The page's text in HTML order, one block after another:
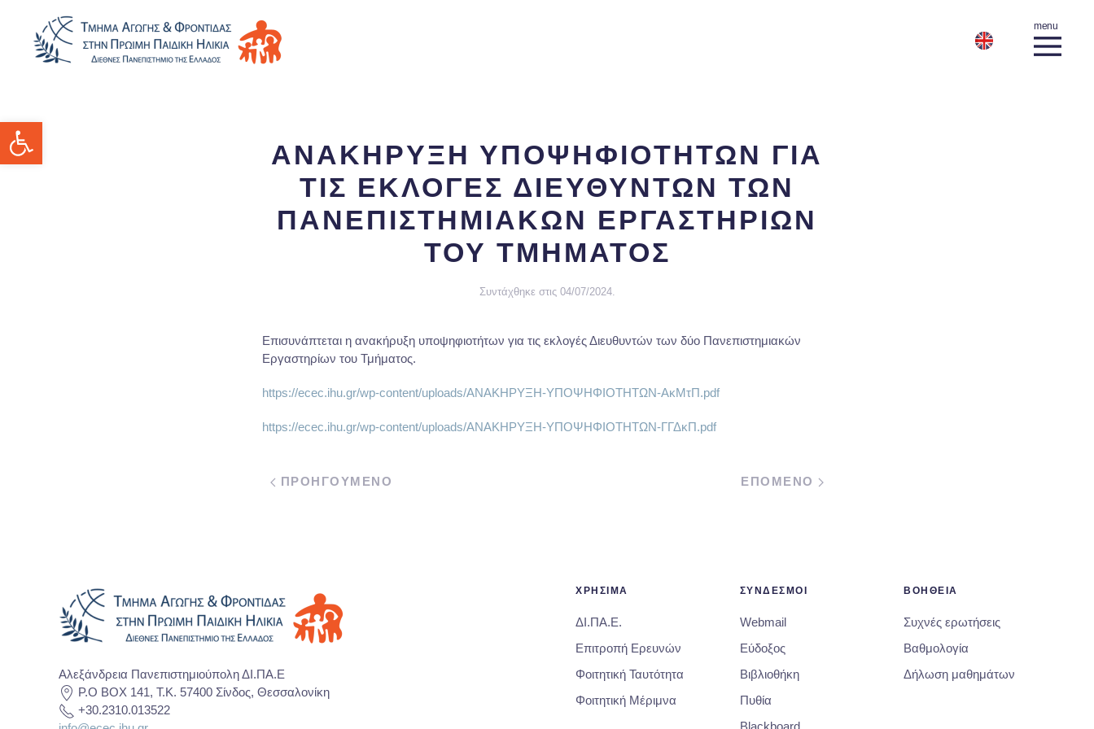
Ανοίξτε τη γραμμή εργαλείων
ΑΝΑΚΗΡΥΞΗ ΥΠΟΨΗΦΙΟΤΗΤΩΝ ΓΙΑ
ΤΙΣ ΕΚΛΟΓΕΣ ΔΙΕΥΘΥΝΤΩΝ ΤΩΝ
ΠΑΝΕΠΙΣΤΗΜΙΑΚΩΝ ΕΡΓΑΣΤΗΡΙΩΝ
ΤΟΥ ΤΜΗΜΑΤΟΣ
Συντάχθηκε στις 04/07/2024.
Επισυνάπτεται η ανακήρυξη υποψηφιοτήτων για τις εκλογές Διευθυντών των δύο Πανεπιστημιακών
Εργαστηρίων του Τμήματος.
https://ecec.ihu.gr/wp-content/uploads/ΑΝΑΚΗΡΥΞΗ-ΥΠΟΨΗΦΙΟΤΗΤΩΝ-ΑκΜτΠ.pdf
https://ecec.ihu.gr/wp-content/uploads/ΑΝΑΚΗΡΥΞΗ-ΥΠΟΨΗΦΙΟΤΗΤΩΝ-ΓΓΔκΠ.pdf
ΠΡΟΗΓΟΥΜΕΝΟ ΕΠΟΜΕΝΟ
Αλεξάνδρεια Πανεπιστημιούπολη ΔΙ.ΠΑ.Ε
P.O BOX 141, T.K. 57400 Σίνδος, Θεσσαλονίκη
+30.2310.013522
ΧΡΗΣΙΜΑ
ΔΙ.ΠΑ.Ε.
Επιτροπή Ερευνών
Φοιτητική Ταυτότητα
Φοιτητική Μέριμνα
ΣΥΝΔΕΣΜΟΙ
Webmail
Εύδοξος
Βιβλιοθήκη
Πυθία
Blackboard
ΒΟΗΘΕΙΑ
Συχνές ερωτήσεις
Βαθμολογία
Δήλωση μαθημάτων